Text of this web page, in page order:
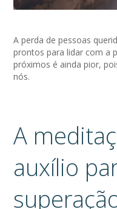
A perda de pessoas
prontos para lidar com a
próximos é ainda pior,
nós.
A
auxílio